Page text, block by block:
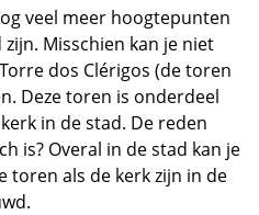
veel meer hoogtepunten
Misschien kan je niet
dos Clérigos (de toren
Deze toren is onderdeel
in de stad. De reden
is? Overal in de stad kan je
toren als de kerk zijn in de